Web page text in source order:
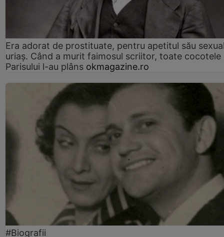
Era adorat de prostituate, pentru apetitul său
uriaș. Când a murit faimosul scriitor, toate cocotele
Parisului l-au plâns okmagazine.ro
#Biografii